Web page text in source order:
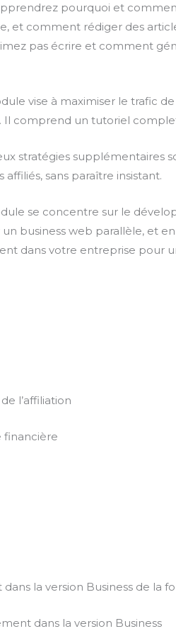
pourquoi et
et comment rédiger des
pas écrire et comment
vise à maximiser le trafic
comprend un tutoriel
stratégies supplémentaires
affiliés, sans paraître insistant.
se concentre sur le
business web parallèle, et
dans votre entreprise pour
l’affiliation
financière
la version Business de la
dans la version Business